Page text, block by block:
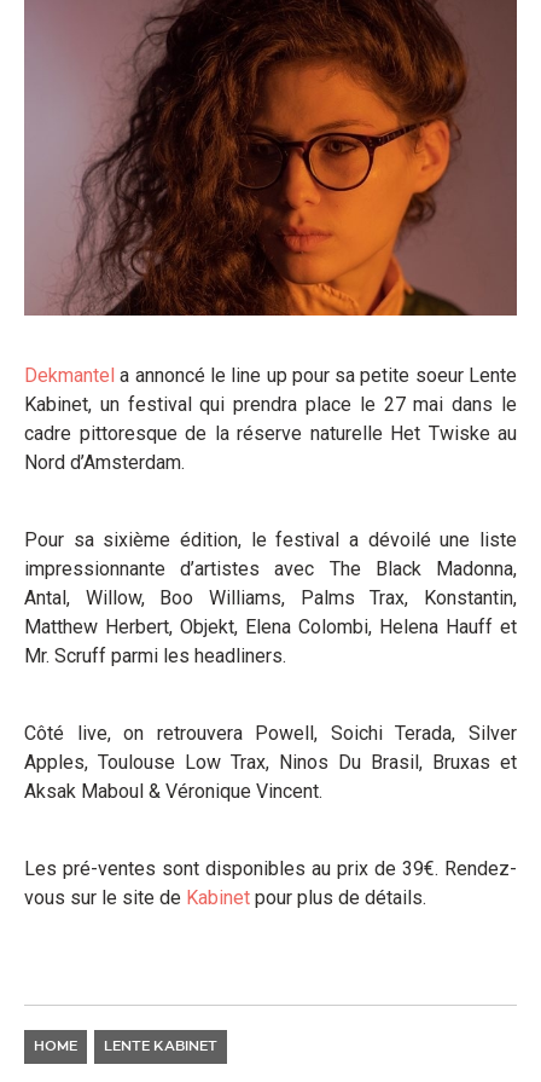
Dekmantel a annoncé le line up pour sa petite soeur Lente
Kabinet, un festival qui prendra place le 27 mai dans le
cadre pittoresque de la réserve naturelle Het Twiske au
Nord d’Amsterdam.
Pour sa sixième édition, le festival a dévoilé une liste
impressionnante d’artistes avec The Black Madonna,
Antal, Willow, Boo Williams, Palms Trax, Konstantin,
Matthew Herbert, Objekt, Elena Colombi, Helena Hauff et
Mr. Scruff parmi les headliners.
Côté live, on retrouvera Powell, Soichi Terada, Silver
Apples, Toulouse Low Trax, Ninos Du Brasil, Bruxas et
Aksak Maboul & Véronique Vincent.
Les pré-ventes sont disponibles au prix de 39€. Rendez-
vous sur le site de Kabinet pour plus de détails.
HOME LENTE KABINET